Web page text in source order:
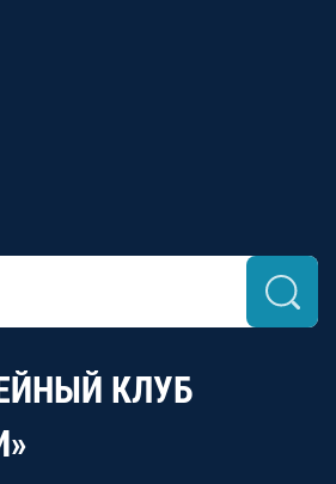
КЛУБ